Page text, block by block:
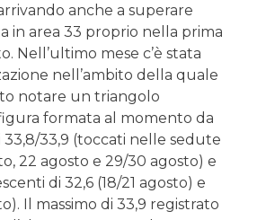
anche a superare
in area 33 proprio nella prima
Nell’ultimo mese c’è stata
nell’ambito della quale
notare un triangolo
formata al momento da
33,8/33,9 (toccati nelle sedute
22 agosto e 29/30 agosto) e
di 32,6 (18/21 agosto) e
Il massimo di 33,9 registrato